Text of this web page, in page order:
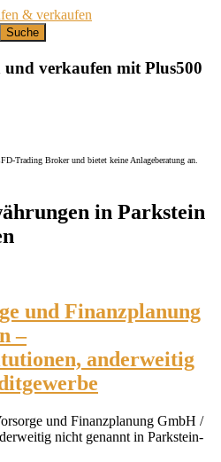
& verkaufen
Suche
verkaufen mit Plus500
Trading Broker und bietet keine Anlageberatung an.
in Parkstein
und Finanzplanung
–
anderweitig
und Finanzplanung GmbH /
nicht genannt in Parkstein-